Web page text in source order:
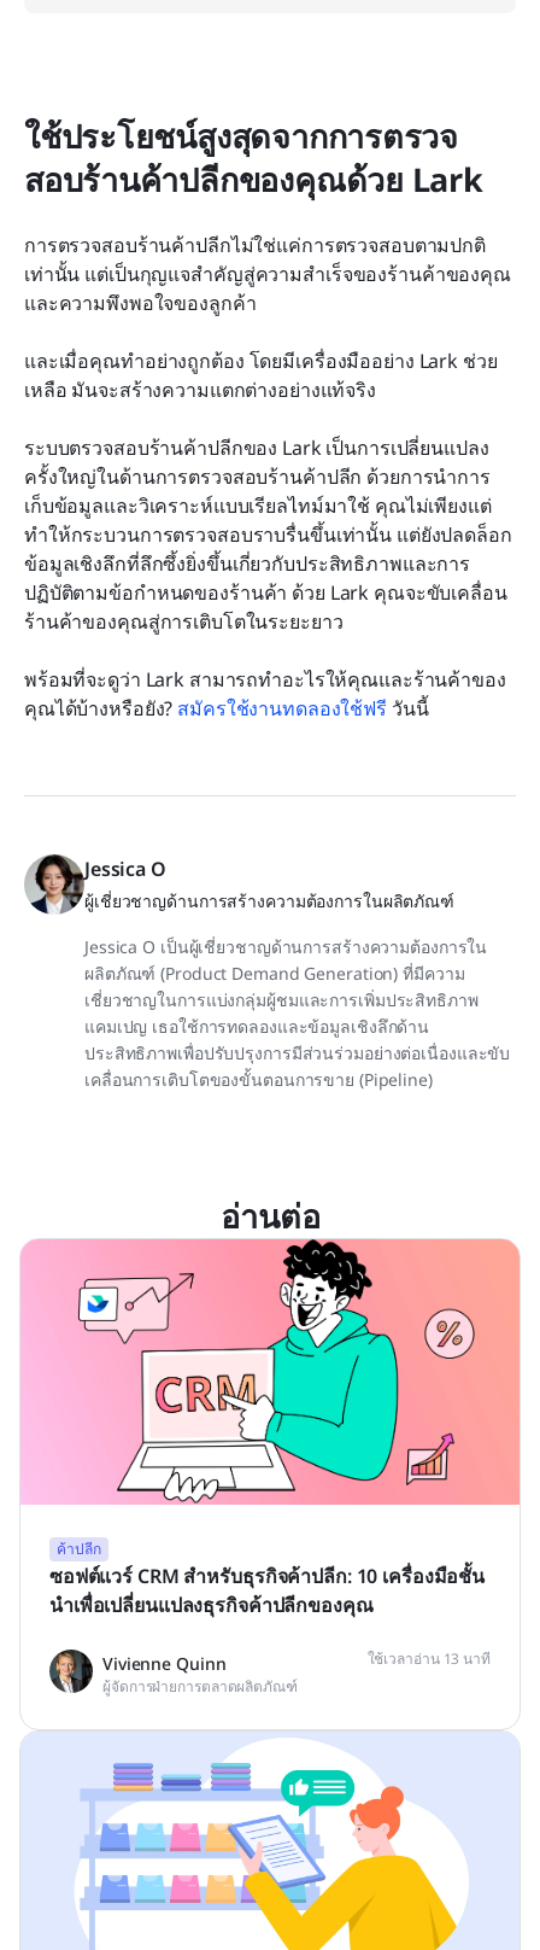
ใช้ประโยชน์สูงสุดจากการตรวจ
สอบร้านค้าปลีกของคุณด้วย Lark
การตรวจสอบร้านค้าปลีกไม่ใช่แค่การตรวจสอบตามปกติ
เท่านั้น แต่เป็นกุญแจสำคัญสู่ความสำเร็จของร้านค้าของคุณ
และความพึงพอใจของลูกค้า
และเมื่อคุณทำอย่างถูกต้อง โดยมีเครื่องมืออย่าง Lark ช่วย
เหลือ มันจะสร้างความแตกต่างอย่างแท้จริง
ระบบตรวจสอบร้านค้าปลีกของ Lark เป็นการเปลี่ยนแปลง
ครั้งใหญ่ในด้านการตรวจสอบร้านค้าปลีก ด้วยการนำการ
เก็บข้อมูลและวิเคราะห์แบบเรียลไทม์มาใช้ คุณไม่เพียงแต่
ทำให้กระบวนการตรวจสอบราบรื่นขึ้นเท่านั้น แต่ยังปลดล็อก
ข้อมูลเชิงลึกที่ลึกซึ้งยิ่งขึ้นเกี่ยวกับประสิทธิภาพและการ
ปฏิบัติตามข้อกำหนดของร้านค้า ด้วย Lark คุณจะขับเคลื่อน
ร้านค้าของคุณสู่การเติบโตในระยะยาว
พร้อมที่จะดูว่า Lark สามารถทำอะไรให้คุณและร้านค้าของ
คุณได้บ้างหรือยัง? สมัครใช้งานทดลองใช้ฟรี วันนี้
Jessica O
ผู้เชี่ยวชาญด้านการสร้างความต้องการในผลิตภัณฑ์
Jessica O เป็นผู้เชี่ยวชาญด้านการสร้างความต้องการใน
ผลิตภัณฑ์ (Product Demand Generation) ที่มีความ
เชี่ยวชาญในการแบ่งกลุ่มผู้ชมและการเพิ่มประสิทธิภาพ
แคมเปญ เธอใช้การทดลองและข้อมูลเชิงลึกด้าน
ประสิทธิภาพเพื่อปรับปรุงการมีส่วนร่วมอย่างต่อเนื่องและขับ
เคลื่อนการเติบโตของขั้นตอนการขาย (Pipeline)
อ่านต่อ
ค้าปลีก
ซอฟต์แวร์ CRM สำหรับธุรกิจค้าปลีก: 10 เครื่องมือชั้น
นำเพื่อเปลี่ยนแปลงธุรกิจค้าปลีกของคุณ
Vivienne Quinn
ผู้จัดการฝ่ายการตลาดผลิตภัณฑ์
ใช้เวลาอ่าน 13 นาที